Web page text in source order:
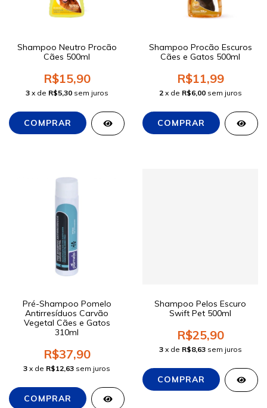
Shampoo Neutro Procão
Cães 500ml
R$15,90
3 x de R$5,30 sem juros
Shampoo Procão Escuros
Cães e Gatos 500ml
R$11,99
2 x de R$6,00 sem juros
Pré-Shampoo Pomelo
Antirresíduos Carvão
Vegetal Cães e Gatos
310ml
R$37,90
3 x de R$12,63 sem juros
Shampoo Pelos Escuro
Swift Pet 500ml
R$25,90
3 x de R$8,63 sem juros